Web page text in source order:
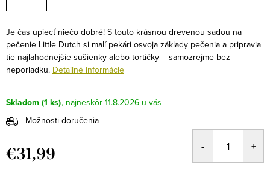
Je čas upiecť niečo dobré! S touto krásnou drevenou sadou na
pečenie Little Dutch si malí pekári osvoja základy pečenia a pripravia
tie najlahodnejšie sušienky alebo tortičky – samozrejme bez
neporiadku. Detailné informácie
Skladom (1 ks)
11.8.2026
Možnosti doručenia
€31,99